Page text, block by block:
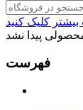
فهرست